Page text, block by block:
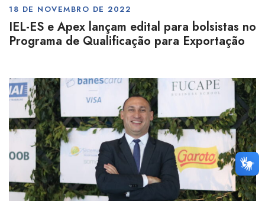
18 DE NOVEMBRO DE 2022
IEL-ES e Apex lançam edital para bolsistas no
Programa de Qualificação para Exportação